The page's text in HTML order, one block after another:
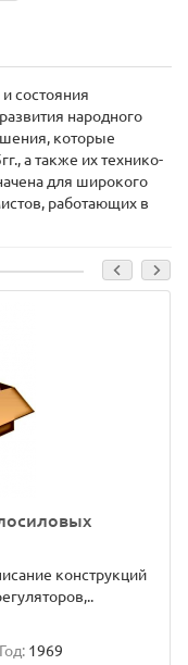
состояния
народного
которые
а также их технико-
для широкого
работающих в
конструкций
Год: 1969